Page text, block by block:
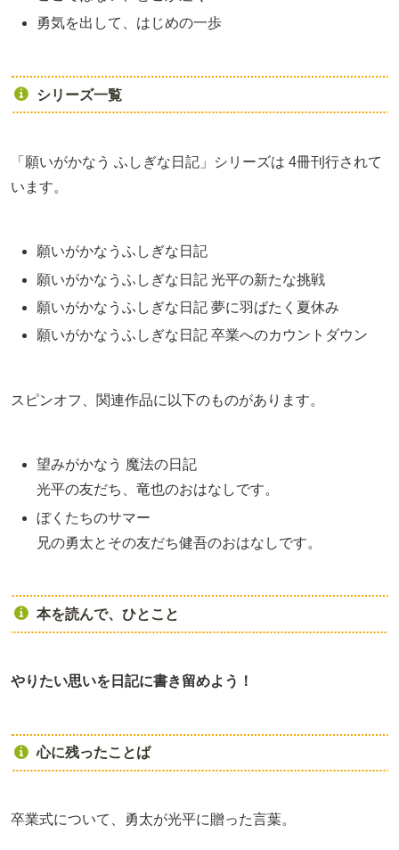
勇気を出して、はじめの一歩
シリーズ一覧
「願いがかなう ふしぎな日記」シリーズは 4冊刊行されて
います。
願いがかなうふしぎな日記
願いがかなうふしぎな日記 光平の新たな挑戦
願いがかなうふしぎな日記 夢に羽ばたく夏休み
願いがかなうふしぎな日記 卒業へのカウントダウン
スピンオフ、関連作品に以下のものがあります。
望みがかなう 魔法の日記
光平の友だち、竜也のおはなしです。
ぼくたちのサマー
兄の勇太とその友だち健吾のおはなしです。
本を読んで、ひとこと
やりたい思いを日記に書き留めよう！
心に残ったことば
卒業式について、勇太が光平に贈った言葉。